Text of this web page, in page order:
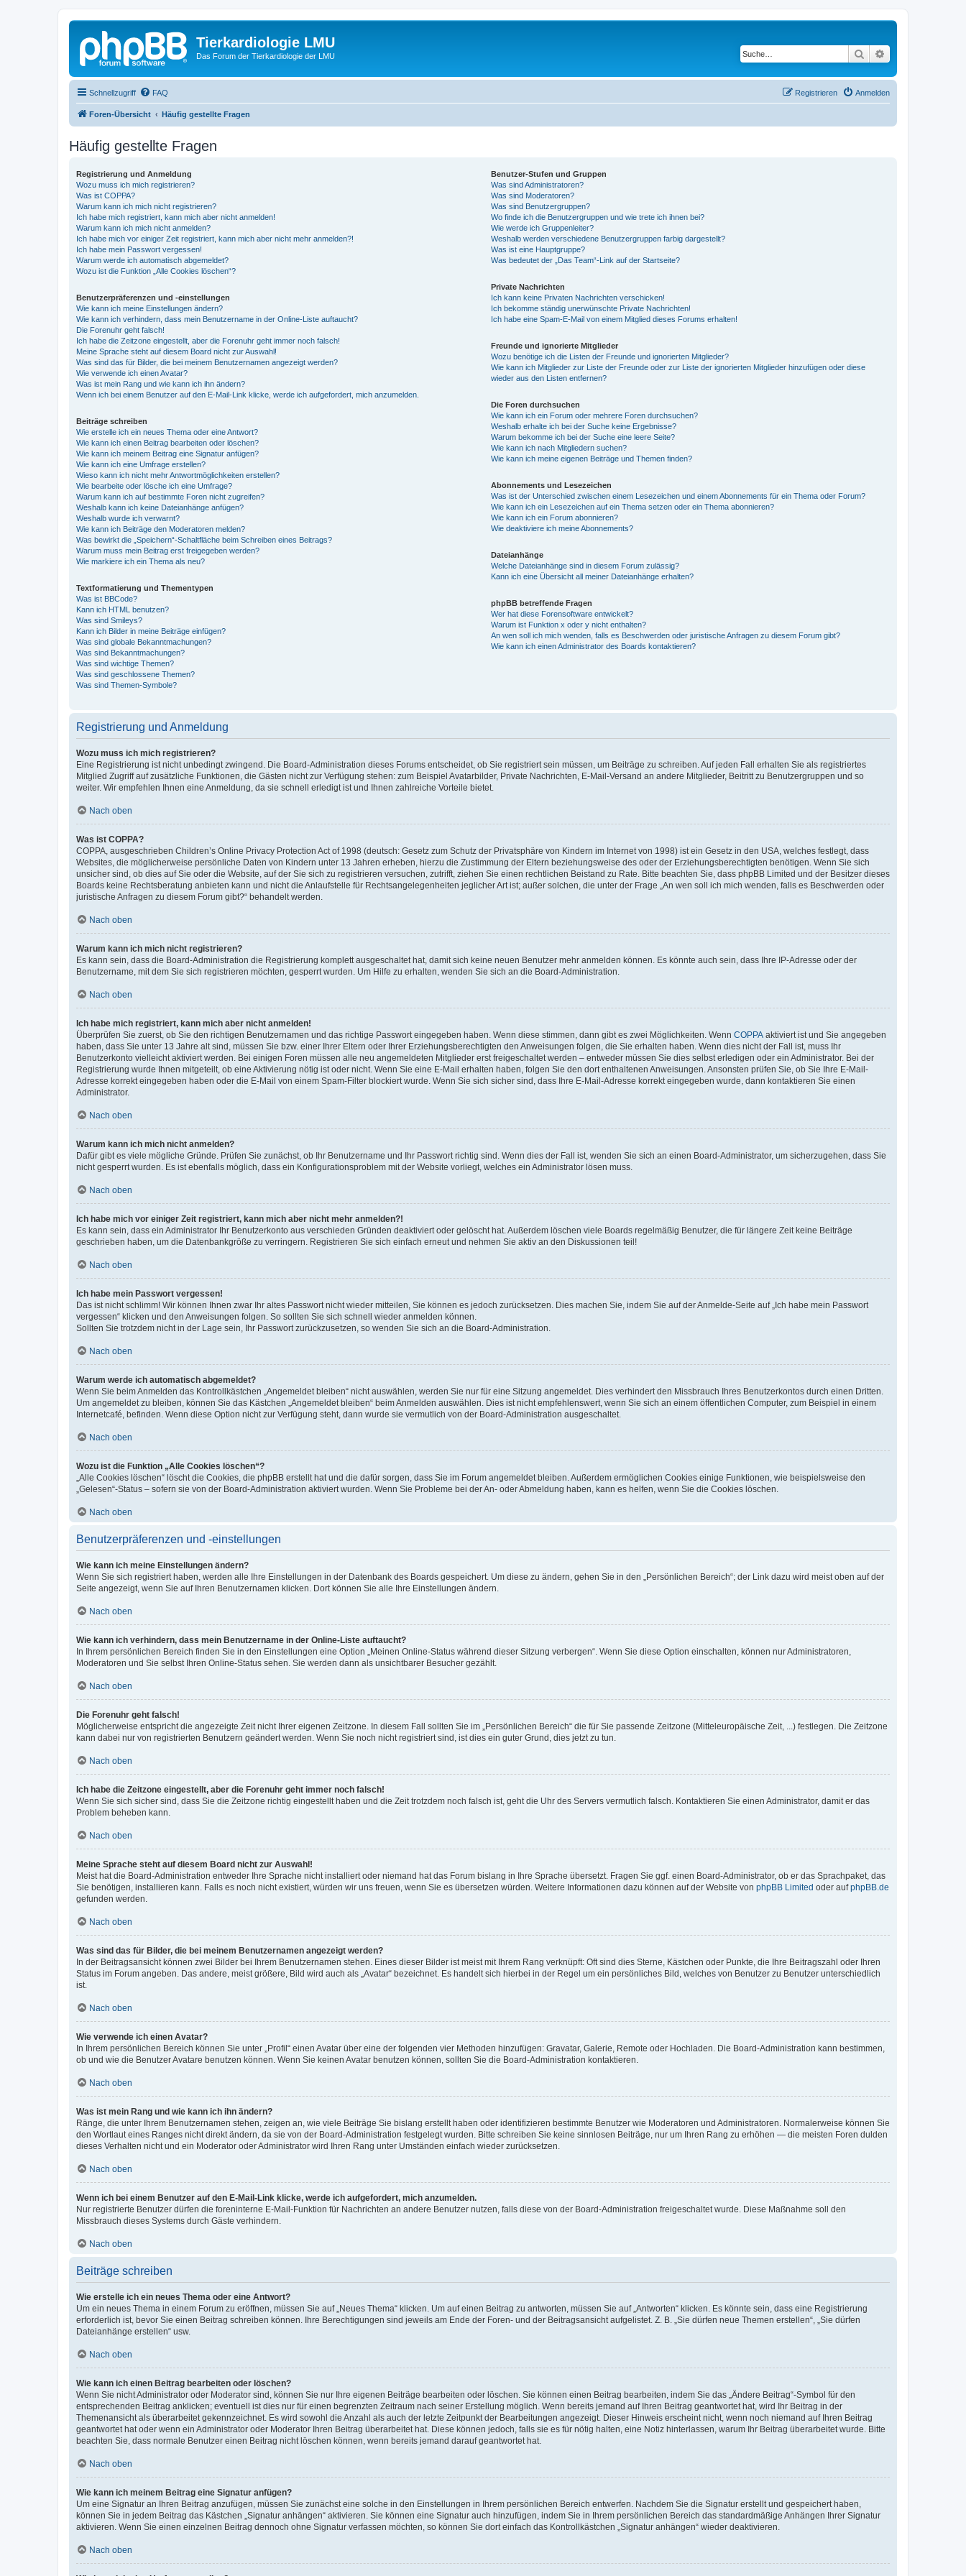
Tierkardiologie LMU
Das Forum der Tierkardiologie der LMU Suche
Schnellzugriff FAQ Anmelden
Registrieren
Foren-Übersicht Häufig gestellte Fragen
Häufig gestellte Fragen
Registrierung und Anmeldung
Wozu muss ich mich registrieren?
Was ist COPPA?
Warum kann ich mich nicht registrieren?
Ich habe mich registriert, kann mich aber nicht anmelden!
Warum kann ich mich nicht anmelden?
Ich habe mich vor einiger Zeit registriert, kann mich aber nicht mehr anmelden?!
Ich habe mein Passwort vergessen!
Warum werde ich automatisch abgemeldet?
Wozu ist die Funktion „Alle Cookies löschen“?
Benutzerpräferenzen und -einstellungen
Wie kann ich meine Einstellungen ändern?
Wie kann ich verhindern, dass mein Benutzername in der Online-Liste auftaucht?
Die Forenuhr geht falsch!
Ich habe die Zeitzone eingestellt, aber die Forenuhr geht immer noch falsch!
Meine Sprache steht auf diesem Board nicht zur Auswahl!
Was sind das für Bilder, die bei meinem Benutzernamen angezeigt werden?
Wie verwende ich einen Avatar?
Was ist mein Rang und wie kann ich ihn ändern?
Wenn ich bei einem Benutzer auf den E-Mail-Link klicke, werde ich aufgefordert, mich anzumelden.
Beiträge schreiben
Wie erstelle ich ein neues Thema oder eine Antwort?
Wie kann ich einen Beitrag bearbeiten oder löschen?
Wie kann ich meinem Beitrag eine Signatur anfügen?
Wie kann ich eine Umfrage erstellen?
Wieso kann ich nicht mehr Antwortmöglichkeiten erstellen?
Wie bearbeite oder lösche ich eine Umfrage?
Warum kann ich auf bestimmte Foren nicht zugreifen?
Weshalb kann ich keine Dateianhänge anfügen?
Weshalb wurde ich verwarnt?
Wie kann ich Beiträge den Moderatoren melden?
Was bewirkt die „Speichern“-Schaltfläche beim Schreiben eines Beitrags?
Warum muss mein Beitrag erst freigegeben werden?
Wie markiere ich ein Thema als neu?
Textformatierung und Thementypen
Was ist BBCode?
Kann ich HTML benutzen?
Was sind Smileys?
Kann ich Bilder in meine Beiträge einfügen?
Was sind globale Bekanntmachungen?
Was sind Bekanntmachungen?
Was sind wichtige Themen?
Was sind geschlossene Themen?
Was sind Themen-Symbole?
Benutzer-Stufen und Gruppen
Was sind Administratoren?
Was sind Moderatoren?
Was sind Benutzergruppen?
Wo finde ich die Benutzergruppen und wie trete ich ihnen bei?
Wie werde ich Gruppenleiter?
Weshalb werden verschiedene Benutzergruppen farbig dargestellt?
Was ist eine Hauptgruppe?
Was bedeutet der „Das Team“-Link auf der Startseite?
Private Nachrichten
Ich kann keine Privaten Nachrichten verschicken!
Ich bekomme ständig unerwünschte Private Nachrichten!
Ich habe eine Spam-E-Mail von einem Mitglied dieses Forums erhalten!
Freunde und ignorierte Mitglieder
Wozu benötige ich die Listen der Freunde und ignorierten Mitglieder?
Wie kann ich Mitglieder zur Liste der Freunde oder zur Liste der ignorierten Mitglieder hinzufügen oder diese
wieder aus den Listen entfernen?
Die Foren durchsuchen
Wie kann ich ein Forum oder mehrere Foren durchsuchen?
Weshalb erhalte ich bei der Suche keine Ergebnisse?
Warum bekomme ich bei der Suche eine leere Seite?
Wie kann ich nach Mitgliedern suchen?
Wie kann ich meine eigenen Beiträge und Themen finden?
Abonnements und Lesezeichen
Was ist der Unterschied zwischen einem Lesezeichen und einem Abonnements für ein Thema oder Forum?
Wie kann ich ein Lesezeichen auf ein Thema setzen oder ein Thema abonnieren?
Wie kann ich ein Forum abonnieren?
Wie deaktiviere ich meine Abonnements?
Dateianhänge
Welche Dateianhänge sind in diesem Forum zulässig?
Kann ich eine Übersicht all meiner Dateianhänge erhalten?
phpBB betreffende Fragen
Wer hat diese Forensoftware entwickelt?
Warum ist Funktion x oder y nicht enthalten?
An wen soll ich mich wenden, falls es Beschwerden oder juristische Anfragen zu diesem Forum gibt?
Wie kann ich einen Administrator des Boards kontaktieren?
Registrierung und Anmeldung
Wozu muss ich mich registrieren?
Eine Registrierung ist nicht unbedingt zwingend. Die Board-Administration dieses Forums entscheidet, ob Sie registriert sein müssen, um Beiträge zu schreiben. Auf jeden Fall erhalten Sie als registriertes
Mitglied Zugriff auf zusätzliche Funktionen, die Gästen nicht zur Verfügung stehen: zum Beispiel Avatarbilder, Private Nachrichten, E-Mail-Versand an andere Mitglieder, Beitritt zu Benutzergruppen und so
weiter. Wir empfehlen Ihnen eine Anmeldung, da sie schnell erledigt ist und Ihnen zahlreiche Vorteile bietet.
Nach oben
Was ist COPPA?
COPPA, ausgeschrieben Children’s Online Privacy Protection Act of 1998 (deutsch: Gesetz zum Schutz der Privatsphäre von Kindern im Internet von 1998) ist ein Gesetz in den USA, welches festlegt, dass
Websites, die möglicherweise persönliche Daten von Kindern unter 13 Jahren erheben, hierzu die Zustimmung der Eltern beziehungsweise des oder der Erziehungsberechtigten benötigen. Wenn Sie sich
unsicher sind, ob dies auf Sie oder die Website, auf der Sie sich zu registrieren versuchen, zutrifft, ziehen Sie einen rechtlichen Beistand zu Rate. Bitte beachten Sie, dass phpBB Limited und der Besitzer dieses
Boards keine Rechtsberatung anbieten kann und nicht die Anlaufstelle für Rechtsangelegenheiten jeglicher Art ist; außer solchen, die unter der Frage „An wen soll ich mich wenden, falls es Beschwerden oder
juristische Anfragen zu diesem Forum gibt?“ behandelt werden.
Nach oben
Warum kann ich mich nicht registrieren?
Es kann sein, dass die Board-Administration die Registrierung komplett ausgeschaltet hat, damit sich keine neuen Benutzer mehr anmelden können. Es könnte auch sein, dass Ihre IP-Adresse oder der
Benutzername, mit dem Sie sich registrieren möchten, gesperrt wurden. Um Hilfe zu erhalten, wenden Sie sich an die Board-Administration.
Nach oben
Ich habe mich registriert, kann mich aber nicht anmelden!
Überprüfen Sie zuerst, ob Sie den richtigen Benutzernamen und das richtige Passwort eingegeben haben. Wenn diese stimmen, dann gibt es zwei Möglichkeiten. Wenn COPPA aktiviert ist und Sie angegeben
haben, dass Sie unter 13 Jahre alt sind, müssen Sie bzw. einer Ihrer Eltern oder Ihrer Erziehungsberechtigten den Anweisungen folgen, die Sie erhalten haben. Wenn dies nicht der Fall ist, muss Ihr
Benutzerkonto vielleicht aktiviert werden. Bei einigen Foren müssen alle neu angemeldeten Mitglieder erst freigeschaltet werden – entweder müssen Sie dies selbst erledigen oder ein Administrator. Bei der
Registrierung wurde Ihnen mitgeteilt, ob eine Aktivierung nötig ist oder nicht. Wenn Sie eine E-Mail erhalten haben, folgen Sie den dort enthaltenen Anweisungen. Ansonsten prüfen Sie, ob Sie Ihre E-Mail-
Adresse korrekt eingegeben haben oder die E-Mail von einem Spam-Filter blockiert wurde. Wenn Sie sich sicher sind, dass Ihre E-Mail-Adresse korrekt eingegeben wurde, dann kontaktieren Sie einen
Administrator.
Nach oben
Warum kann ich mich nicht anmelden?
Dafür gibt es viele mögliche Gründe. Prüfen Sie zunächst, ob Ihr Benutzername und Ihr Passwort richtig sind. Wenn dies der Fall ist, wenden Sie sich an einen Board-Administrator, um sicherzugehen, dass Sie
nicht gesperrt wurden. Es ist ebenfalls möglich, dass ein Konfigurationsproblem mit der Website vorliegt, welches ein Administrator lösen muss.
Nach oben
Ich habe mich vor einiger Zeit registriert, kann mich aber nicht mehr anmelden?!
Es kann sein, dass ein Administrator Ihr Benutzerkonto aus verschieden Gründen deaktiviert oder gelöscht hat. Außerdem löschen viele Boards regelmäßig Benutzer, die für längere Zeit keine Beiträge
geschrieben haben, um die Datenbankgröße zu verringern. Registrieren Sie sich einfach erneut und nehmen Sie aktiv an den Diskussionen teil!
Nach oben
Ich habe mein Passwort vergessen!
Das ist nicht schlimm! Wir können Ihnen zwar Ihr altes Passwort nicht wieder mitteilen, Sie können es jedoch zurücksetzen. Dies machen Sie, indem Sie auf der Anmelde-Seite auf „Ich habe mein Passwort
vergessen“ klicken und den Anweisungen folgen. So sollten Sie sich schnell wieder anmelden können.
Sollten Sie trotzdem nicht in der Lage sein, Ihr Passwort zurückzusetzen, so wenden Sie sich an die Board-Administration.
Nach oben
Warum werde ich automatisch abgemeldet?
Wenn Sie beim Anmelden das Kontrollkästchen „Angemeldet bleiben“ nicht auswählen, werden Sie nur für eine Sitzung angemeldet. Dies verhindert den Missbrauch Ihres Benutzerkontos durch einen Dritten.
Um angemeldet zu bleiben, können Sie das Kästchen „Angemeldet bleiben“ beim Anmelden auswählen. Dies ist nicht empfehlenswert, wenn Sie sich an einem öffentlichen Computer, zum Beispiel in einem
Internetcafé, befinden. Wenn diese Option nicht zur Verfügung steht, dann wurde sie vermutlich von der Board-Administration ausgeschaltet.
Nach oben
Wozu ist die Funktion „Alle Cookies löschen“?
„Alle Cookies löschen“ löscht die Cookies, die phpBB erstellt hat und die dafür sorgen, dass Sie im Forum angemeldet bleiben. Außerdem ermöglichen Cookies einige Funktionen, wie beispielsweise den
„Gelesen“-Status – sofern sie von der Board-Administration aktiviert wurden. Wenn Sie Probleme bei der An- oder Abmeldung haben, kann es helfen, wenn Sie die Cookies löschen.
Nach oben
Benutzerpräferenzen und -einstellungen
Wie kann ich meine Einstellungen ändern?
Wenn Sie sich registriert haben, werden alle Ihre Einstellungen in der Datenbank des Boards gespeichert. Um diese zu ändern, gehen Sie in den „Persönlichen Bereich“; der Link dazu wird meist oben auf der
Seite angezeigt, wenn Sie auf Ihren Benutzernamen klicken. Dort können Sie alle Ihre Einstellungen ändern.
Nach oben
Wie kann ich verhindern, dass mein Benutzername in der Online-Liste auftaucht?
In Ihrem persönlichen Bereich finden Sie in den Einstellungen eine Option „Meinen Online-Status während dieser Sitzung verbergen“. Wenn Sie diese Option einschalten, können nur Administratoren,
Moderatoren und Sie selbst Ihren Online-Status sehen. Sie werden dann als unsichtbarer Besucher gezählt.
Nach oben
Die Forenuhr geht falsch!
Möglicherweise entspricht die angezeigte Zeit nicht Ihrer eigenen Zeitzone. In diesem Fall sollten Sie im „Persönlichen Bereich“ die für Sie passende Zeitzone (Mitteleuropäische Zeit, ...) festlegen. Die Zeitzone
kann dabei nur von registrierten Benutzern geändert werden. Wenn Sie noch nicht registriert sind, ist dies ein guter Grund, dies jetzt zu tun.
Nach oben
Ich habe die Zeitzone eingestellt, aber die Forenuhr geht immer noch falsch!
Wenn Sie sich sicher sind, dass Sie die Zeitzone richtig eingestellt haben und die Zeit trotzdem noch falsch ist, geht die Uhr des Servers vermutlich falsch. Kontaktieren Sie einen Administrator, damit er das
Problem beheben kann.
Nach oben
Meine Sprache steht auf diesem Board nicht zur Auswahl!
Meist hat die Board-Administration entweder Ihre Sprache nicht installiert oder niemand hat das Forum bislang in Ihre Sprache übersetzt. Fragen Sie ggf. einen Board-Administrator, ob er das Sprachpaket, das
Sie benötigen, installieren kann. Falls es noch nicht existiert, würden wir uns freuen, wenn Sie es übersetzen würden. Weitere Informationen dazu können auf der Website von phpBB Limited oder aufphpBB.de
gefunden werden.
Nach oben
Was sind das für Bilder, die bei meinem Benutzernamen angezeigt werden?
In der Beitragsansicht können zwei Bilder bei Ihrem Benutzernamen stehen. Eines dieser Bilder ist meist mit Ihrem Rang verknüpft: Oft sind dies Sterne, Kästchen oder Punkte, die Ihre Beitragszahl oder Ihren
Status im Forum angeben. Das andere, meist größere, Bild wird auch als „Avatar“ bezeichnet. Es handelt sich hierbei in der Regel um ein persönliches Bild, welches von Benutzer zu Benutzer unterschiedlich
ist.
Nach oben
Wie verwende ich einen Avatar?
In Ihrem persönlichen Bereich können Sie unter „Profil“ einen Avatar über eine der folgenden vier Methoden hinzufügen: Gravatar, Galerie, Remote oder Hochladen. Die Board-Administration kann bestimmen,
ob und wie die Benutzer Avatare benutzen können. Wenn Sie keinen Avatar benutzen können, sollten Sie die Board-Administration kontaktieren.
Nach oben
Was ist mein Rang und wie kann ich ihn ändern?
Ränge, die unter Ihrem Benutzernamen stehen, zeigen an, wie viele Beiträge Sie bislang erstellt haben oder identifizieren bestimmte Benutzer wie Moderatoren und Administratoren. Normalerweise können Sie
den Wortlaut eines Ranges nicht direkt ändern, da sie von der Board-Administration festgelegt wurden. Bitte schreiben Sie keine sinnlosen Beiträge, nur um Ihren Rang zu erhöhen — die meisten Foren dulden
dieses Verhalten nicht und ein Moderator oder Administrator wird Ihren Rang unter Umständen einfach wieder zurücksetzen.
Nach oben
Wenn ich bei einem Benutzer auf den E-Mail-Link klicke, werde ich aufgefordert, mich anzumelden.
Nur registrierte Benutzer dürfen die foreninterne E-Mail-Funktion für Nachrichten an andere Benutzer nutzen, falls diese von der Board-Administration freigeschaltet wurde. Diese Maßnahme soll den
Missbrauch dieses Systems durch Gäste verhindern.
Nach oben
Beiträge schreiben
Wie erstelle ich ein neues Thema oder eine Antwort?
Um ein neues Thema in einem Forum zu eröffnen, müssen Sie auf „Neues Thema“ klicken. Um auf einen Beitrag zu antworten, müssen Sie auf „Antworten“ klicken. Es könnte sein, dass eine Registrierung
erforderlich ist, bevor Sie einen Beitrag schreiben können. Ihre Berechtigungen sind jeweils am Ende der Foren- und der Beitragsansicht aufgelistet. Z. B. „Sie dürfen neue Themen erstellen“, „Sie dürfen
Dateianhänge erstellen“ usw.
Nach oben
Wie kann ich einen Beitrag bearbeiten oder löschen?
Wenn Sie nicht Administrator oder Moderator sind, können Sie nur Ihre eigenen Beiträge bearbeiten oder löschen. Sie können einen Beitrag bearbeiten, indem Sie das „Ändere Beitrag“-Symbol für den
entsprechenden Beitrag anklicken; eventuell ist dies nur für einen begrenzten Zeitraum nach seiner Erstellung möglich. Wenn bereits jemand auf Ihren Beitrag geantwortet hat, wird Ihr Beitrag in der
Themenansicht als überarbeitet gekennzeichnet. Es wird sowohl die Anzahl als auch der letzte Zeitpunkt der Bearbeitungen angezeigt. Dieser Hinweis erscheint nicht, wenn noch niemand auf Ihren Beitrag
geantwortet hat oder wenn ein Administrator oder Moderator Ihren Beitrag überarbeitet hat. Diese können jedoch, falls sie es für nötig halten, eine Notiz hinterlassen, warum Ihr Beitrag überarbeitet wurde. Bitte
beachten Sie, dass normale Benutzer einen Beitrag nicht löschen können, wenn bereits jemand darauf geantwortet hat.
Nach oben
Wie kann ich meinem Beitrag eine Signatur anfügen?
Um eine Signatur an Ihren Beitrag anzufügen, müssen Sie zunächst eine solche in den Einstellungen in Ihrem persönlichen Bereich entwerfen. Nachdem Sie die Signatur erstellt und gespeichert haben,
können Sie in jedem Beitrag das Kästchen „Signatur anhängen“ aktivieren. Sie können eine Signatur auch hinzufügen, indem Sie in Ihrem persönlichen Bereich das standardmäßige Anhängen Ihrer Signatur
aktivieren. Wenn Sie einen einzelnen Beitrag dennoch ohne Signatur verfassen möchten, so können Sie dort einfach das Kontrollkästchen „Signatur anhängen“ wieder deaktivieren.
Nach oben